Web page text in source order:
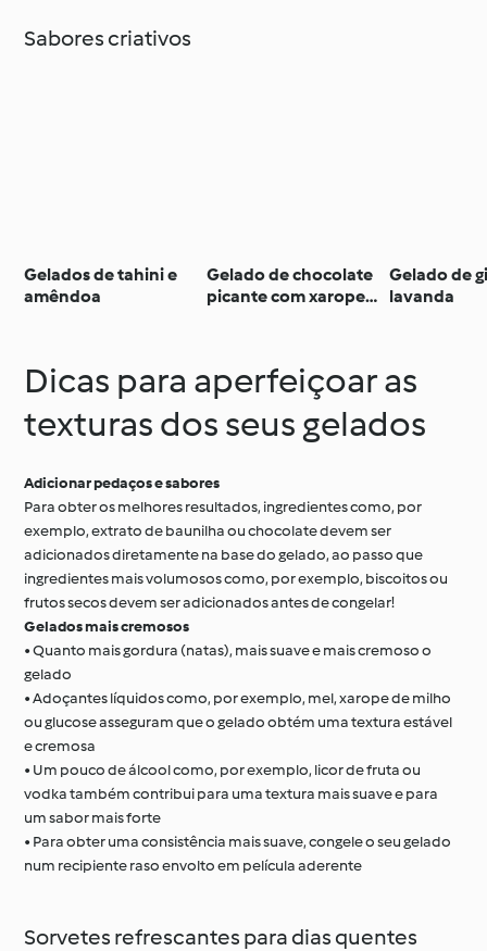
Sabores criativos
Gelados de tahini e
amêndoa
Gelado de chocolate
picante com xarope
Gelado de
lavanda
Dicas para aperfeiçoar as
texturas dos seus gelados
Adicionar pedaços e sabores
Para obter os melhores resultados, ingredientes como, por
exemplo, extrato de baunilha ou chocolate devem ser
adicionados diretamente na base do gelado, ao passo que
ingredientes mais volumosos como, por exemplo, biscoitos ou
frutos secos devem ser adicionados antes de congelar!
Gelados mais cremosos
• Quanto mais gordura (natas), mais suave e mais cremoso o
gelado
• Adoçantes líquidos como, por exemplo, mel, xarope de milho
ou glucose asseguram que o gelado obtém uma textura estável
e cremosa
• Um pouco de álcool como, por exemplo, licor de fruta ou
vodka também contribui para uma textura mais suave e para
um sabor mais forte
• Para obter uma consistência mais suave, congele o seu gelado
num recipiente raso envolto em película aderente
Sorvetes refrescantes para dias quentes